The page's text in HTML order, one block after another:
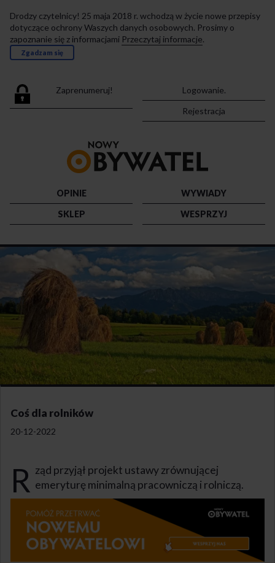
Drodzy czytelnicy! 25 maja 2018 r. wchodzą w życie nowe przepisy
dotyczące ochrony Waszych danych osobowych. Prosimy o
zapoznanie się z informacjami Przeczytaj informacje.
Zgadzam się
Zaprenumeruj!
Logowanie.
Rejestracja
strony
OPINIE
WYWIADY
SKLEP
WESPRZYJ
Coś dla rolników
20-12-2022
R ząd przyjął projekt ustawy zrównującej
emeryturę minimalną pracowniczą i rolniczą.